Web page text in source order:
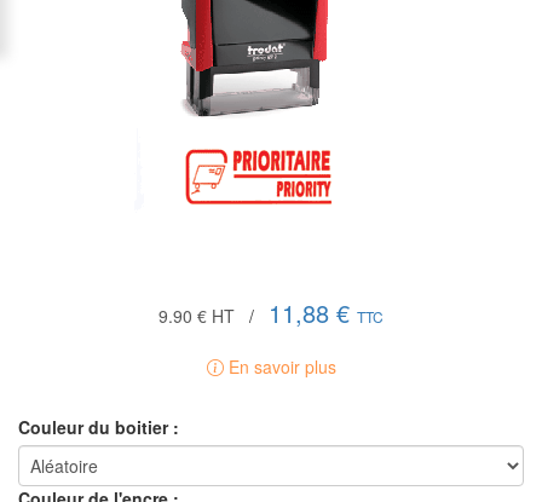
9.90 € HT / 11,88 € TTC
En savoir plus
Couleur du boitier :